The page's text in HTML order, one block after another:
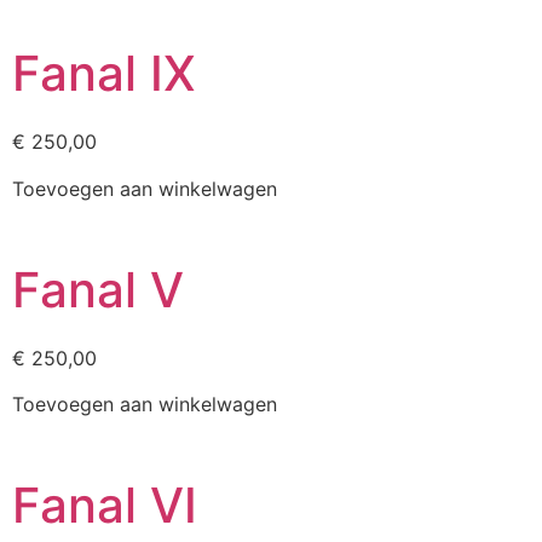
Fanal IX
€ 250,00
Toevoegen aan winkelwagen
Fanal V
€ 250,00
Toevoegen aan winkelwagen
Fanal VI